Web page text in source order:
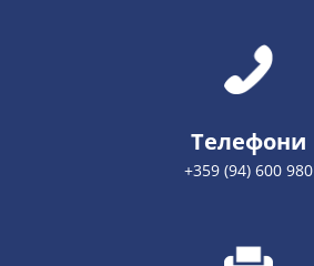
Телефони
+359 (94) 600 980